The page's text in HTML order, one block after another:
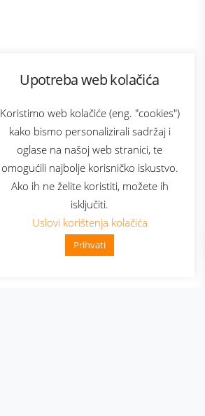
Upotreba web kolačića
Koristimo web kolačiće (eng. "cookies")
kako bismo personalizirali sadržaj i
oglase na našoj web stranici, te
omogućili najbolje korisničko iskustvo.
Ako ih ne želite koristiti, možete ih
isključiti.
Uslovi korištenja kolačića
Prihvati
👋 Zdravo, kako mogu pomoći
Bonus plus
Prijava za newsletter